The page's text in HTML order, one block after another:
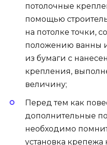
потолочные
помощью
на потолке точки,
положению ванны
из бумаги с
крепления,
величину;
Перед тем как
дополнительные
необходимо
установка крепежа